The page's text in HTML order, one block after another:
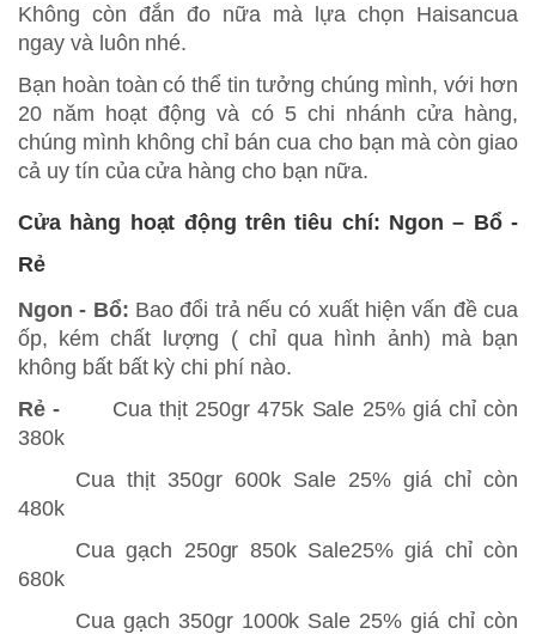
Không còn đắn đo nữa mà lựa chọn Haisancua
ngay và luôn nhé.
Bạn hoàn toàn có thể tin tưởng chúng mình, với hơn
20 năm hoạt động và có 5 chi nhánh cửa hàng,
chúng mình không chỉ bán cua cho bạn mà còn giao
cả uy tín của cửa hàng cho bạn nữa.
Cửa hàng hoạt động trên tiêu chí: Ngon – Bổ -
Rẻ
Ngon - Bổ: Bao đổi trả nếu có xuất hiện vấn đề cua
ốp, kém chất lượng ( chỉ qua hình ảnh) mà bạn
không bất bất kỳ chi phí nào.
Rẻ - Cua thịt 250gr 475k Sale 25% giá chỉ còn
380k
Cua thịt 350gr 600k Sale 25% giá chỉ còn
480k
Cua gạch 250gr 850k Sale25% giá chỉ còn
680k
Cua gạch 350gr 1000k Sale 25% giá chỉ còn